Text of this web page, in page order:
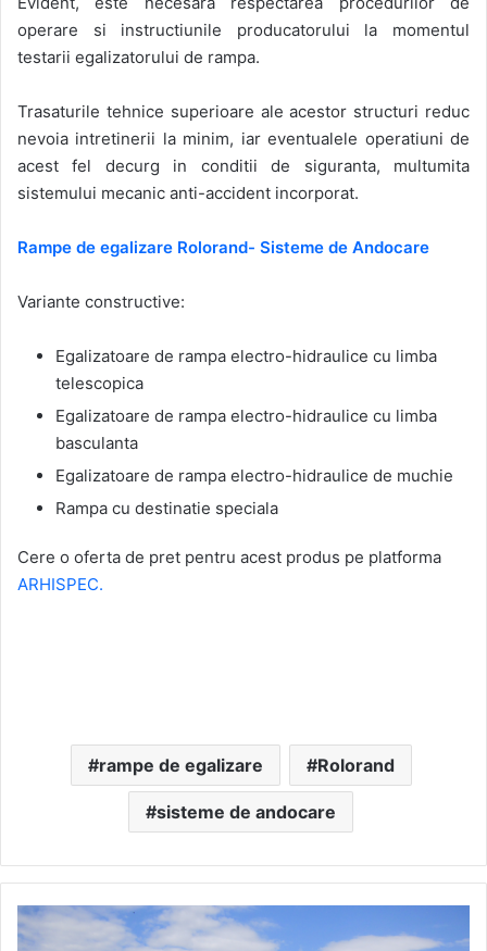
operare si instructiunile producatorului la momentul
testarii egalizatorului de rampa.
Trasaturile tehnice superioare ale acestor structuri reduc
nevoia intretinerii la minim, iar eventualele operatiuni de
acest fel decurg in conditii de siguranta, multumita
sistemului mecanic anti-accident incorporat.
Rampe de egalizare Rolorand- Sisteme de Andocare
Variante constructive:
Egalizatoare de rampa electro-hidraulice cu limba
telescopica
Egalizatoare de rampa electro-hidraulice cu limba
basculanta
Egalizatoare de rampa electro-hidraulice de muchie
Rampa cu destinatie speciala
Cere o oferta de pret pentru acest produs pe platforma
ARHISPEC.
rampe de egalizare Rolorand
sisteme de andocare
Continental
isi